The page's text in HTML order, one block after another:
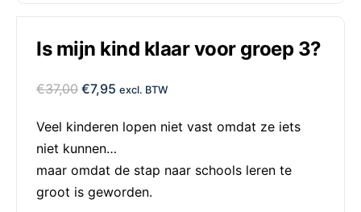
Is mijn kind klaar voor groep 3?
€37,00 €7,95 excl. BTW
Veel kinderen lopen niet vast omdat ze iets
niet kunnen…
maar omdat de stap naar schools leren te
groot is geworden.